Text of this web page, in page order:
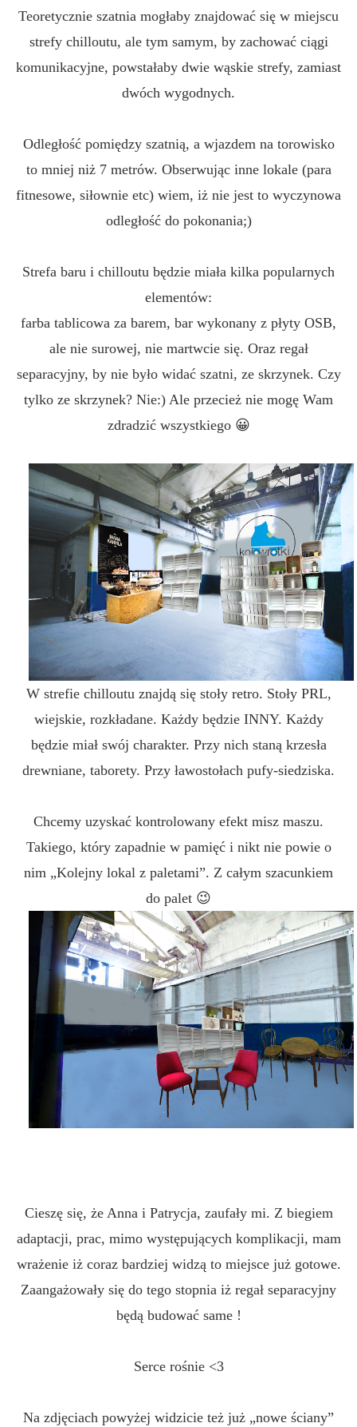
Teoretycznie szatnia mogłaby znajdować się w miejscu
strefy chilloutu, ale tym samym, by zachować ciągi
komunikacyjne, powstałaby dwie wąskie strefy, zamiast
dwóch wygodnych.
Odległość pomiędzy szatnią, a wjazdem na torowisko
to mniej niż 7 metrów. Obserwując inne lokale (para
fitnesowe, siłownie etc) wiem, iż nie jest to wyczynowa
odległość do pokonania;)
Strefa baru i chilloutu będzie miała kilka popularnych
elementów:
farba tablicowa za barem, bar wykonany z płyty OSB,
ale nie surowej, nie martwcie się. Oraz regał
separacyjny, by nie było widać szatni, ze skrzynek. Czy
tylko ze skrzynek? Nie:) Ale przecież nie mogę Wam
zdradzić wszystkiego 😀
W strefie chilloutu znajdą się stoły retro. Stoły PRL,
wiejskie, rozkładane. Każdy będzie INNY. Każdy
będzie miał swój charakter. Przy nich staną krzesła
drewniane, taborety. Przy ławostołach pufy-siedziska.
Chcemy uzyskać kontrolowany efekt misz maszu.
Takiego, który zapadnie w pamięć i nikt nie powie o
nim „Kolejny lokal z paletami”. Z całym szacunkiem
do palet 😉
Cieszę się, że Anna i Patrycja, zaufały mi. Z biegiem
adaptacji, prac, mimo występujących komplikacji, mam
wrażenie iż coraz bardziej widzą to miejsce już gotowe.
Zaangażowały się do tego stopnia iż regał separacyjny
będą budować same !
Serce rośnie <3
Na zdjęciach powyżej widzicie też już „nowe ściany”